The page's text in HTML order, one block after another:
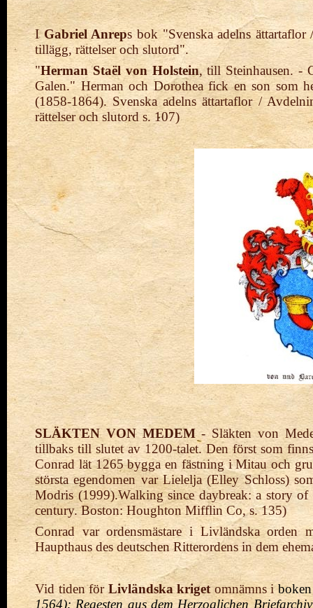
IGabriel Anreps bok "Svenska adelns
tillägg, rättelser och slutord".
"Herman Staël von Holstein, till Steinhausen. -
Galen." Herman och Dorothea fick en son som
(1858-1864). Svenska adelns ättartaflor /
rättelser och slutord s. 107)
SLÄKTEN VON MEDEM- Släkten von
tillbaks till slutet av 1200-talet. Den först som
Conrad lät 1265 bygga en fästning i Mitau och
största egendomen var Lielelja (Elley Schloss)
Modris (1999).Walking since daybreak: a story
century. Boston: Houghton Mifflin Co, s. 135)
Conrad var ordensmästare i Livländska orden
Haupthaus des deutschen Ritterordens in dem
Vid tiden förLivländska krigetomnämns i
1564): Regesten aus dem Herzoglichen